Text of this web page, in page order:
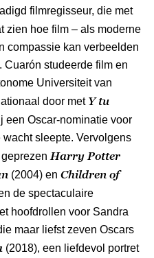
filmregisseur, die met
zien hoe film – als moderne
compassie kan verbeelden
studeerde film en
Universiteit van
door met Y tu
een Oscar-nominatie voor
sleepte. Vervolgens
Harry Potter
(2004) en Children of
de spectaculaire
hoofdrollen voor Sandra
maar liefst zeven Oscars
(2018), een liefdevol portret